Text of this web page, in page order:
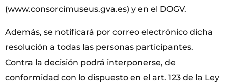
(www.consorcimuseus.gva.es) y en el DOGV.
Además, se notificará por correo electrónico dicha
resolución a todas las personas participantes.
Contra la decisión podrá interponerse, de
conformidad con lo dispuesto en el art. 123 de la Ley